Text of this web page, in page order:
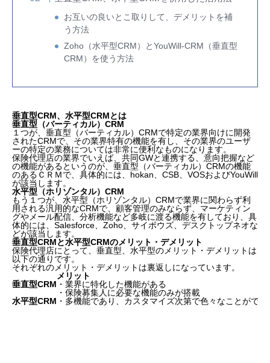
お互いの良いとこ取りして、デメリットを補
う方法
Zoho（水平型CRM）とYouWill-CRM（垂直型
CRM）を使う方法
垂直型CRM、水平型CRMとは
垂直型（バーティカル）CRM
１つが、垂直型（バーティカル）CRMで特定の業界向けに開発
されたCRMで、その業界特有の機能を有し、その業界のユーザ
ーの特定の業務については非常に便利なものになります。
保険代理店の業界でいえば、共同GWと連携する、意向把握など
の機能があるというのが、垂直型（バーティカル）CRMの機能
のあるＣＲＭで、具体的には、hokan、CSB、VOSおよびYouWill
が該当します。
水平型（ホリゾンタル）CRM
もう１つが、水平型（ホリゾンタル）CRMで業界に関わらず利
用される汎用的なCRMで、顧客管理のみならず、マーケティン
グやメール配信、分析機能など多岐に渡る機能を有しており、具
体的には、Salesforce、Zoho、サイボウズ、デスクトップネオな
どが該当します。
垂直型CRMと水平型CRMのメリット・デメリット
保険代理店にとって、垂直型、水平型のメリット・デメリットは
以下の通りです。
それぞれのメリット・デメリットは裏返しになっています。
メリット
垂直型CRM ・業界に特化した機能がある
・保険募集人に必要な機能のみが搭載
水平型CRM ・多機能であり、カスタマイズ次第で色々なことができ